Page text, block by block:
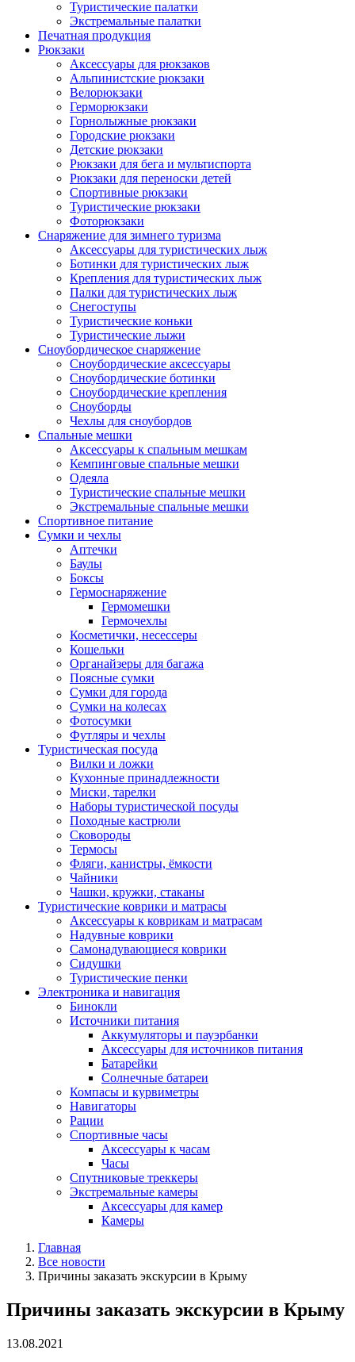
Туристические палатки
Экстремальные палатки
Печатная продукция
Рюкзаки
Аксессуары для рюкзаков
Альпинистские рюкзаки
Велорюкзаки
Герморюкзаки
Горнолыжные рюкзаки
Городские рюкзаки
Детские рюкзаки
Рюкзаки для бега и мультиспорта
Рюкзаки для переноски детей
Спортивные рюкзаки
Туристические рюкзаки
Фоторюкзаки
Снаряжение для зимнего туризма
Аксессуары для туристических лыж
Ботинки для туристических лыж
Крепления для туристических лыж
Палки для туристических лыж
Снегоступы
Туристические коньки
Туристические лыжи
Сноубордическое снаряжение
Сноубордические аксессуары
Сноубордические ботинки
Сноубордические крепления
Сноуборды
Чехлы для сноубордов
Спальные мешки
Аксессуары к спальным мешкам
Кемпинговые спальные мешки
Одеяла
Туристические спальные мешки
Экстремальные спальные мешки
Спортивное питание
Сумки и чехлы
Аптечки
Баулы
Боксы
Гермоснаряжение
Гермомешки
Гермочехлы
Косметички, несессеры
Кошельки
Органайзеры для багажа
Поясные сумки
Сумки для города
Сумки на колесах
Фотосумки
Футляры и чехлы
Туристическая посуда
Вилки и ложки
Кухонные принадлежности
Миски, тарелки
Наборы туристической посуды
Походные кастрюли
Сковороды
Термосы
Фляги, канистры, ёмкости
Чайники
Чашки, кружки, стаканы
Туристические коврики и матрасы
Аксессуары к коврикам и матрасам
Надувные коврики
Самонадувающиеся коврики
Сидушки
Туристические пенки
Электроника и навигация
Бинокли
Источники питания
Аккумуляторы и пауэрбанки
Аксессуары для источников питания
Батарейки
Солнечные батареи
Компасы и курвиметры
Навигаторы
Рации
Спортивные часы
Аксессуары к часам
Часы
Спутниковые треккеры
Экстремальные камеры
Аксессуары для камер
Камеры
Главная
Все новости
Причины заказать экскурсии в Крыму
Причины заказать экскурсии в Крыму
13.08.2021